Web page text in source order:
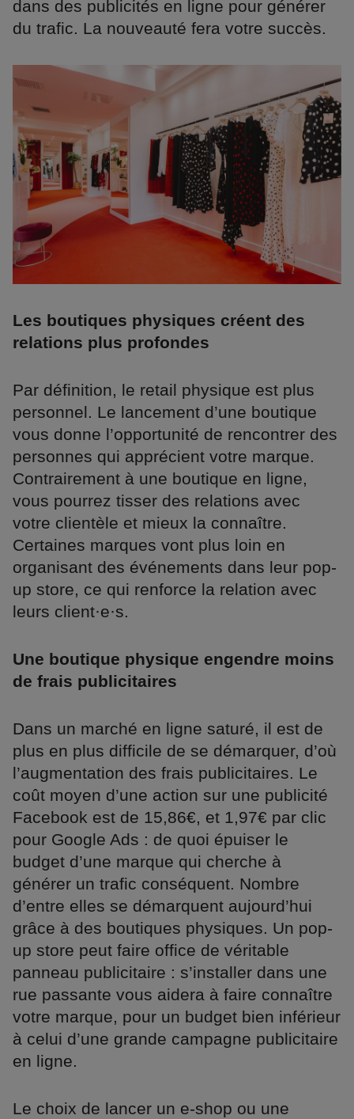
dans des publicités en ligne pour générer
du trafic. La nouveauté fera votre succès.
Les boutiques physiques créent des
relations plus profondes
Par définition, le retail physique est plus
personnel. Le lancement d’une boutique
vous donne l’opportunité de rencontrer des
personnes qui apprécient votre marque.
Contrairement à une boutique en ligne,
vous pourrez tisser des relations avec
votre clientèle et mieux la connaître.
Certaines marques vont plus loin en
organisant des événements dans leur pop-
up store, ce qui renforce la relation avec
leurs client·e·s.
Une boutique physique engendre moins
de frais publicitaires
Dans un marché en ligne saturé, il est de
plus en plus difficile de se démarquer, d’où
l’augmentation des frais publicitaires. Le
coût moyen d’une action sur une publicité
Facebook est de 15,86€, et 1,97€ par clic
pour Google Ads : de quoi épuiser le
budget d’une marque qui cherche à
générer un trafic conséquent. Nombre
d’entre elles se démarquent aujourd’hui
grâce à des boutiques physiques. Un pop-
up store peut faire office de véritable
panneau publicitaire : s’installer dans une
rue passante vous aidera à faire connaître
votre marque, pour un budget bien inférieur
à celui d’une grande campagne publicitaire
en ligne.
Le choix de lancer un e-shop ou une